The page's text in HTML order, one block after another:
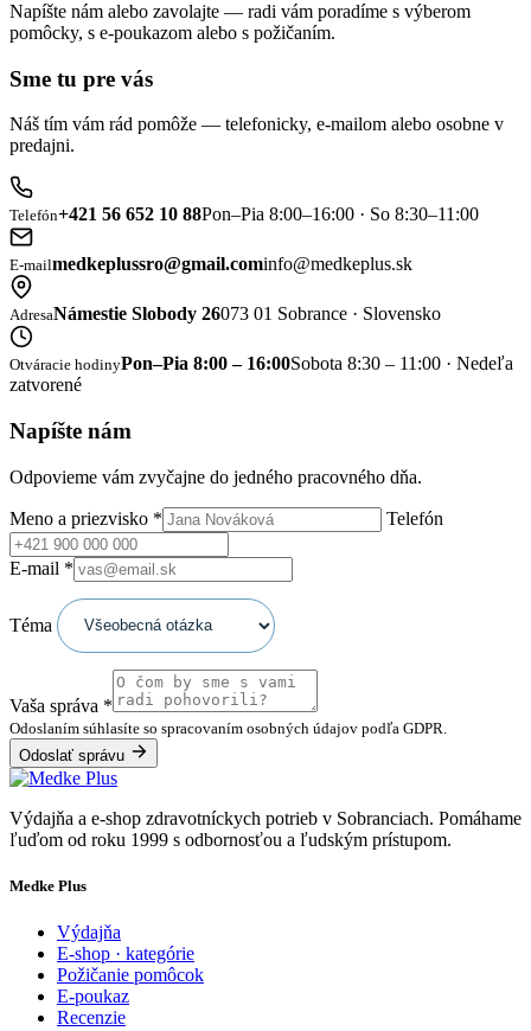
Napíšte nám alebo zavolajte — radi vám poradíme s výberom
pomôcky, s e-poukazom alebo s požičaním.
Sme tu pre vás
Náš tím vám rád pomôže — telefonicky, e-mailom alebo osobne v
predajni.
Telefón+421 56 652 10 88Pon–Pia 8:00–16:00 · So 8:30–11:00
E-mailmedkeplussro@gmail.cominfo@medkeplus.sk
AdresaNámestie Slobody 26073 01 Sobrance · Slovensko
Otváracie hodinyPon–Pia 8:00 – 16:00Sobota 8:30 – 11:00 · Nedeľa
zatvorené
Napíšte nám
Odpovieme vám zvyčajne do jedného pracovného dňa.
Meno a priezvisko * Telefón
E-mail *
Téma
Vaša správa *
Odoslaním súhlasíte so spracovaním osobných údajov podľa GDPR.
Odoslať správu
Výdajňa a e-shop zdravotníckych potrieb v Sobranciach. Pomáhame
ľuďom od roku 1999 s odbornosťou a ľudským prístupom.
Medke Plus
Výdajňa
E-shop · kategórie
Požičanie pomôcok
E-poukaz
Recenzie